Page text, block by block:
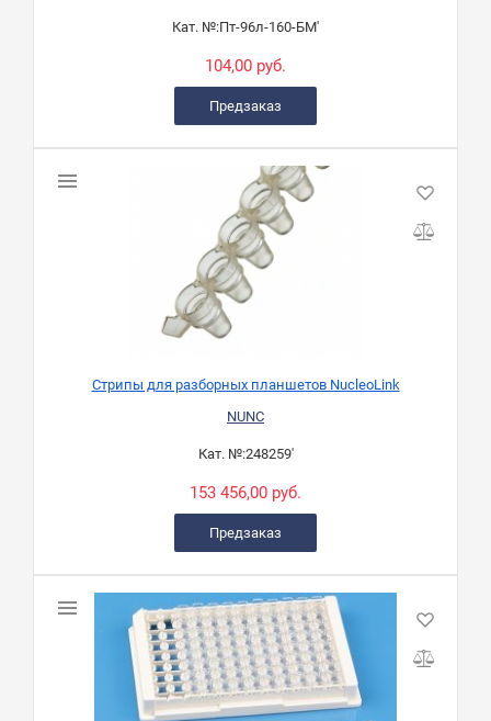
Кат. №:Пт-96л-160-БМ'
104,00 руб.
Предзаказ
Стрипы для разборных планшетов NucleoLink
NUNC
Кат. №:248259'
153 456,00 руб.
Предзаказ